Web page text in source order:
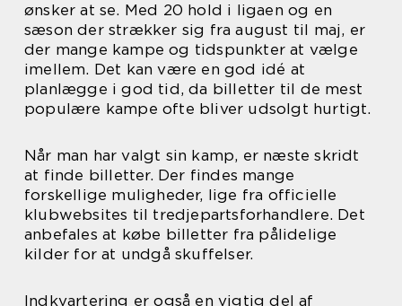
ønsker at se. Med 20 hold i ligaen og en
sæson der strækker sig fra august til maj, er
der mange kampe og tidspunkter at vælge
imellem. Det kan være en god idé at
planlægge i god tid, da billetter til de mest
populære kampe ofte bliver udsolgt hurtigt.
Når man har valgt sin kamp, er næste skridt
at finde billetter. Der findes mange
forskellige muligheder, lige fra officielle
klubwebsites til tredjepartsforhandlere. Det
anbefales at købe billetter fra pålidelige
kilder for at undgå skuffelser.
Indkvartering er også en vigtig del af